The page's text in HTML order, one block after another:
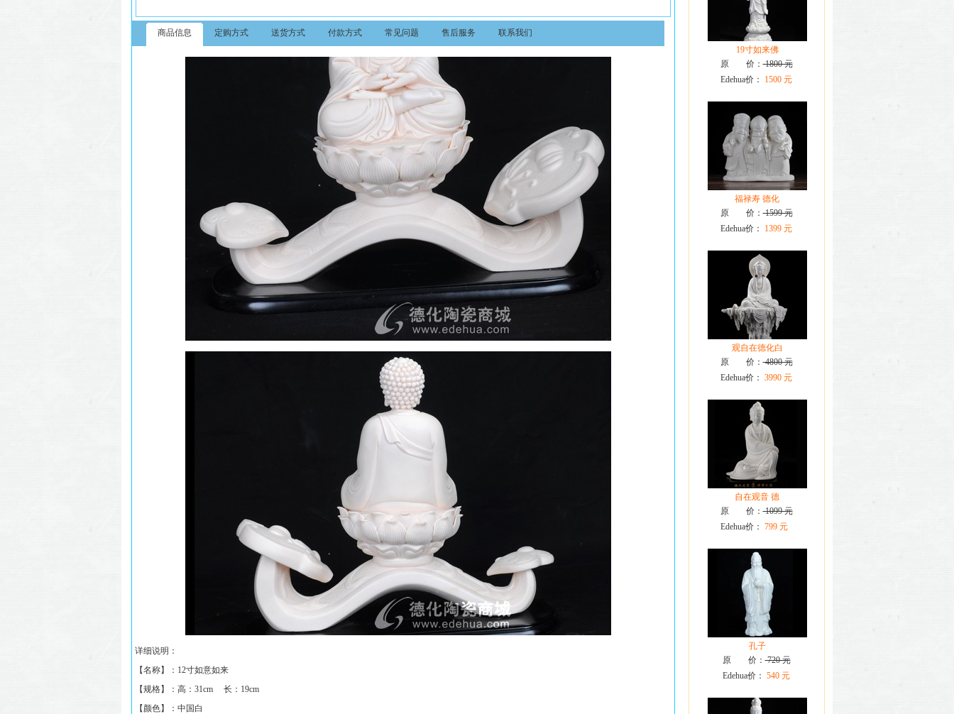
商品信息 定购方式 送货方式 付款方式 常见问题 售后服务 联系我们
详细说明：
【名称】： 12寸如意如来
【规格】： 高：31cm 长：19cm
【颜色】：中国白
19寸如来佛
原 价：1800 元
Edehua价：
1500 元
福禄寿 德化
原 价：1599 元
Edehua价：
1399 元
观自在德化白
原 价：4800 元
Edehua价： 3990 元
自在观音 德
原 价：1099 元
Edehua价： 799 元
孔子
原 价：720 元
Edehua价： 540 元